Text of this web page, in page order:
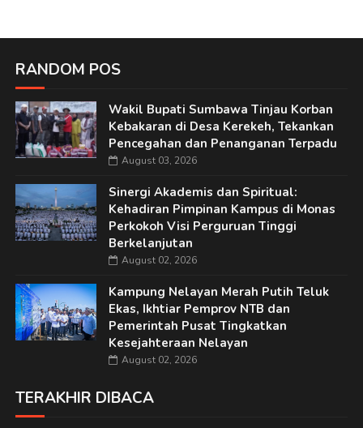
RANDOM POS
Wakil Bupati Sumbawa Tinjau Korban
Kebakaran di Desa Kerekeh, Tekankan
Pencegahan dan Penanganan Terpadu
August 03, 2026
Sinergi Akademis dan Spiritual:
Kehadiran Pimpinan Kampus di Monas
Perkokoh Visi Perguruan Tinggi
Berkelanjutan
August 02, 2026
Kampung Nelayan Merah Putih Teluk
Ekas, Ikhtiar Pemprov NTB dan
Pemerintah Pusat Tingkatkan
Kesejahteraan Nelayan
August 02, 2026
TERAKHIR DIBACA